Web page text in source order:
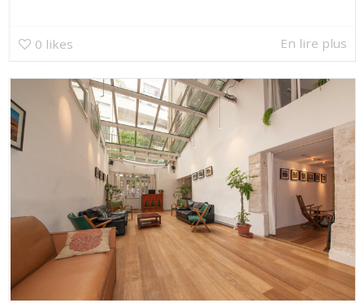
0 likes En lire plus